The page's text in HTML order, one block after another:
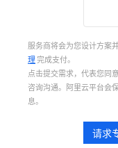
服务商将会为您设计方案
理完成支付。
点击提交需求，代表您同
咨询沟通。阿里云平台会
息。
请求